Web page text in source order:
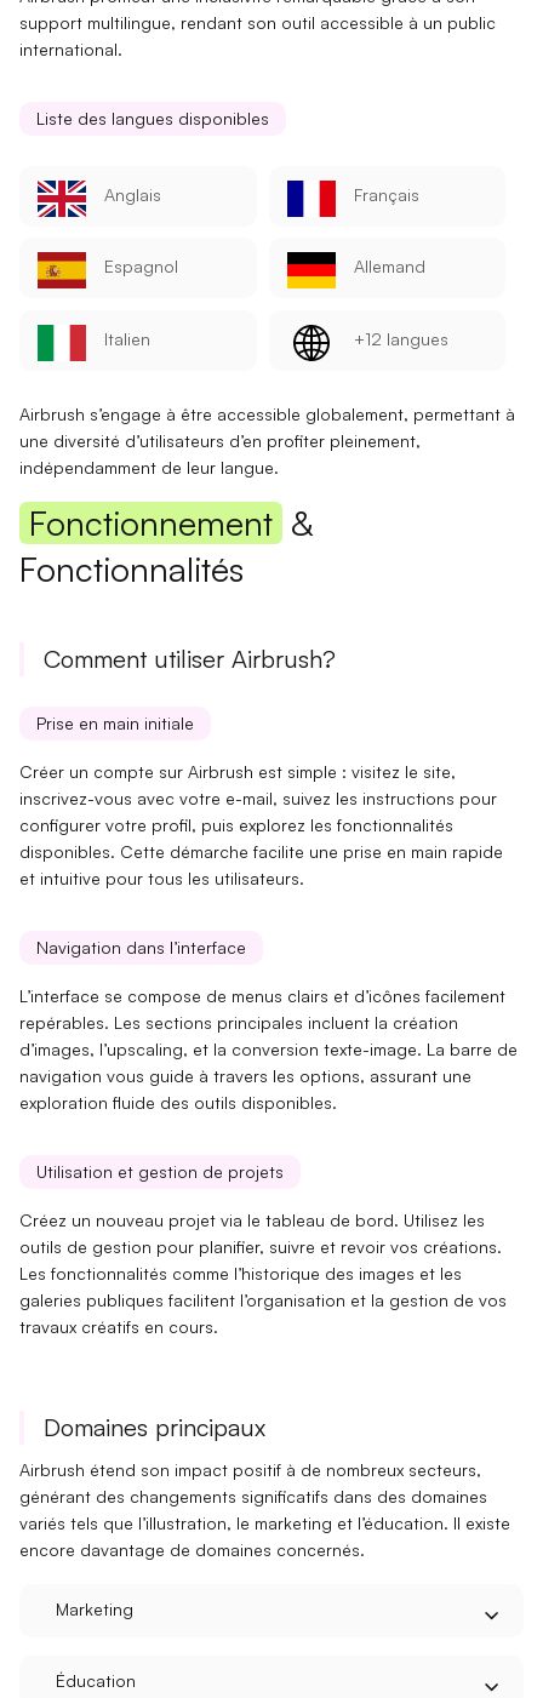
support multilingue, rendant son outil accessible à un public
international.
Liste des langues disponibles
Anglais Français
Espagnol Allemand
Italien +12 langues
Airbrush s’engage à être accessible globalement, permettant à
une diversité d’utilisateurs d’en profiter pleinement,
indépendamment de leur langue.
Fonctionnement &
Fonctionnalités
Comment utiliser Airbrush?
Prise en main initiale
Créer un compte sur Airbrush est simple : visitez le site,
inscrivez-vous avec votre e-mail, suivez les instructions pour
configurer votre profil, puis explorez lesfonctionnalités
disponibles. Cette démarche facilite une prise en main rapide
et intuitive pour tous les utilisateurs.
Navigation dans l’interface
L’interface se compose de menus clairs et d’icônes facilement
repérables. Les sections principales incluent la création
d’images, l’upscaling, et la conversion texte-image. La barre de
navigation vous guide à travers les options, assurant une
exploration fluide des outils disponibles.
Utilisation et gestion de projets
Créez un nouveau projet via le tableau de bord. Utilisez les
outils de gestion pour planifier, suivre et revoir vos créations.
Les fonctionnalités comme l’historique des images et les
galeries publiques facilitent l’organisation et la gestion de vos
travaux créatifs en cours.
Domaines principaux
Airbrush étend son impact positif à de nombreux secteurs,
générant des changements significatifs dans des domaines
variés tels que l’illustration, le marketing et l’éducation. Il existe
encore davantage de domaines concernés.
Marketing
Éducation